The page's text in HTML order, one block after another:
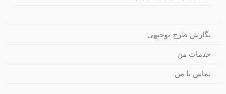
نگارش طرح توجیهی
خدمات من
تماس با من